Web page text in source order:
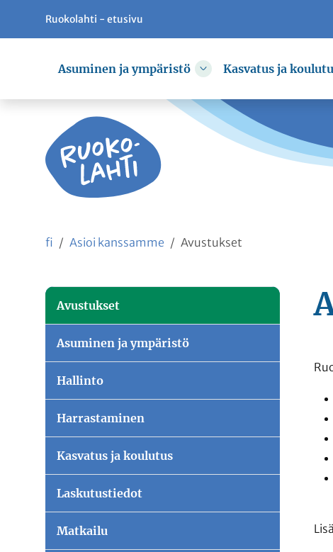
Siirry pääsisältöön
Ruokolahti - etusivu
Asuminen ja ympäristö
Vaihda
Kasvatus ja
fi Asioi kanssamme Avustukset
Avustukset
Asuminen ja ympäristö
Hallinto
Harrastaminen
Kasvatus ja koulutus
Laskutustiedot
Matkailu